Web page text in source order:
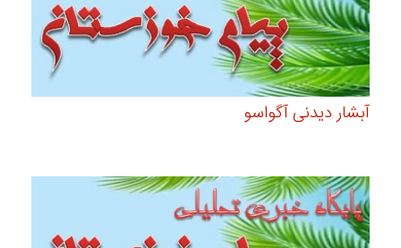
آبشار دیدنی آگواسو